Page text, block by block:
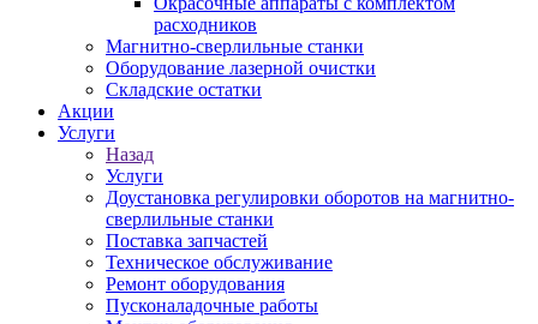
расходников
Магнитно-сверлильные станки
Оборудование лазерной очистки
Складские остатки
Акции
Услуги
Назад
Услуги
Доустановка регулировки оборотов на магнитно-
сверлильные станки
Поставка запчастей
Техническое обслуживание
Ремонт оборудования
Пусконаладочные работы